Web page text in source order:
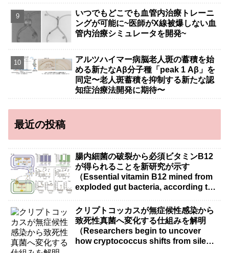
いつでもどこでも血管内治療トレーニ
ングが可能に~医師がX線被爆しない血
管内治療シミュレータを開発~
アルツハイマー病脳老人斑の蓄積を始
める新たなAβ分子種「peak 1 Aβ」を
同定〜老人斑蓄積を抑制する新たな認
知症治療法開発に期待〜
最近の投稿
腸内細菌の破裂から必須ビタミンB12
が得られることを新研究が示す
（Essential vitamin B12 mined from
exploded gut bacteria, according to
クリプトコッカスが無症候性感染から
致死性真菌へ変化する仕組みを解明
（Researchers begin to uncover
how cryptococcus shifts from silent